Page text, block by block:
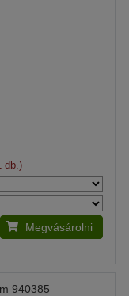
db.)
Megvásárolni
940385